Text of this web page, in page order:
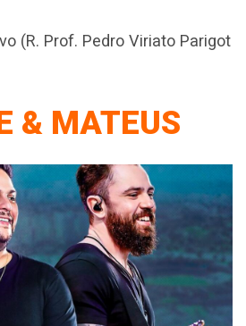
(R. Prof. Pedro Viriato Parigot
& MATEUS